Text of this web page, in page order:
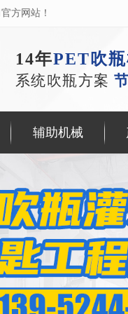
方网站！
14年PET吹
系统吹瓶方案
辅助机械